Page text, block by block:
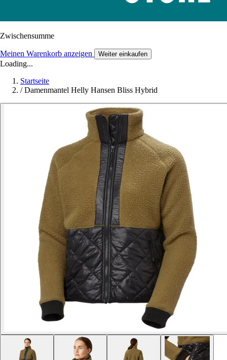
Zwischensumme
Meinen Warenkorb anzeigen Weiter einkaufen
Loading...
Startseite
/ Damenmantel Helly Hansen Bliss Hybrid